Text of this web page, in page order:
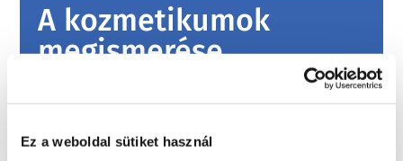
Ez a weboldal sütiket használ
A kozmetikumok
megismerése
Miként biztosítják a kozmetikumok
Szigorú jogszabályok biztosítják, hogy az